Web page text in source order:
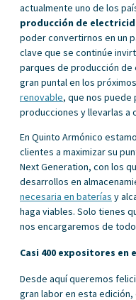
actualmente uno de los
producción de
poder convertirnos en un
clave que se continúe
parques de producción
gran puntal en los
renovable, que nos
producciones y llevarlas a
En Quinto Armónico
clientes a maximizar su
Next Generation, con los
desarrollos en
necesaria en baterías y
haga viables. Solo tienes
nos encargaremos de
Casi 400 expositores en
Desde aquí queremos
gran labor en esta